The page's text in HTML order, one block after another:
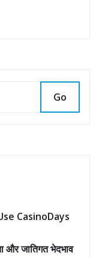
Go
CasinoDays
और जातिगत भेदभाव